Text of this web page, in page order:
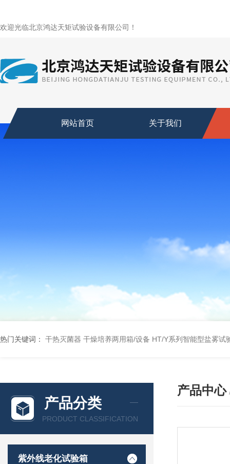
欢迎光临北京鸿达天矩试验设备有限公司！
网站首页 关于我们
热门关键词： 干热灭菌器 干燥培养两用箱/设备 HT/Y系列智能型盐雾试
产品分类
PRODUCT CLASSIFICATION
紫外线老化试验箱
产品中心